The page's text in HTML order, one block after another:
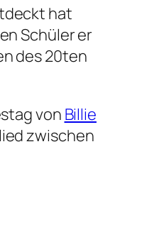
hat
Schüler er
des 20ten
von Billie
zwischen